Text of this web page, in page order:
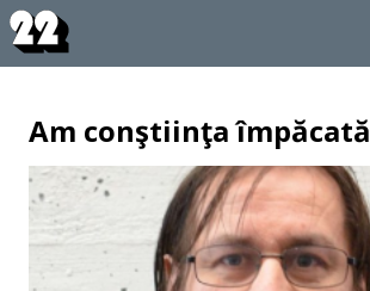
Am conştiinţa împăcată